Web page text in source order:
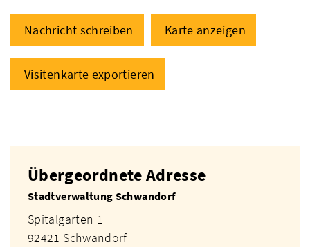
Nachricht schreiben Karte anzeigen
Visitenkarte exportieren
Übergeordnete Adresse
Stadtverwaltung Schwandorf
Spitalgarten 1
92421 Schwandorf